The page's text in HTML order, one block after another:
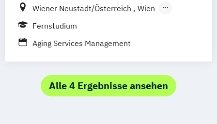
Wiener Neustadt/Österreich
Wien
Online Campus
Fernstudium
Aging Services Management
Alle 4 Ergebnisse ansehen